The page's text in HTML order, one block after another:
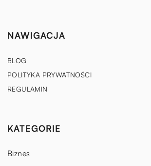
NAWIGACJA
BLOG
POLITYKA PRYWATNOŚCI
REGULAMIN
KATEGORIE
Biznes